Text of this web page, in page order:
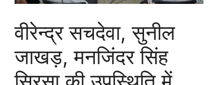
वीरेन्द्र सचदेवा, सुनील
जाखड़, मनजिंदर सिंह